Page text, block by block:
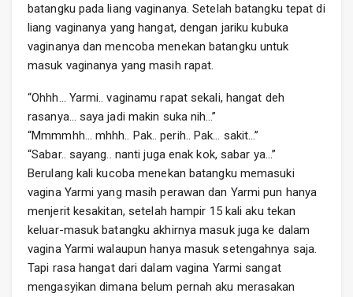
batangku pada liang vaginanya. Setelah batangku tepat di
liang vaginanya yang hangat, dengan jariku kubuka
vaginanya dan mencoba menekan batangku untuk
masuk vaginanya yang masih rapat.
“Ohhh… Yarmi.. vaginamu rapat sekali, hangat deh
rasanya… saya jadi makin suka nih…”
“Mmmmhh… mhhh.. Pak.. perih.. Pak… sakit…”
“Sabar.. sayang.. nanti juga enak kok, sabar ya…”
Berulang kali kucoba menekan batangku memasuki
vagina Yarmi yang masih perawan dan Yarmi pun hanya
menjerit kesakitan, setelah hampir 15 kali aku tekan
keluar-masuk batangku akhirnya masuk juga ke dalam
vagina Yarmi walaupun hanya masuk setengahnya saja.
Tapi rasa hangat dari dalam vagina Yarmi sangat
mengasyikan dimana belum pernah aku merasakan